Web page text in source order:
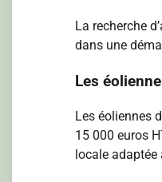
La recherche
dans une
Les
Les éoliennes
15 000 euros
locale